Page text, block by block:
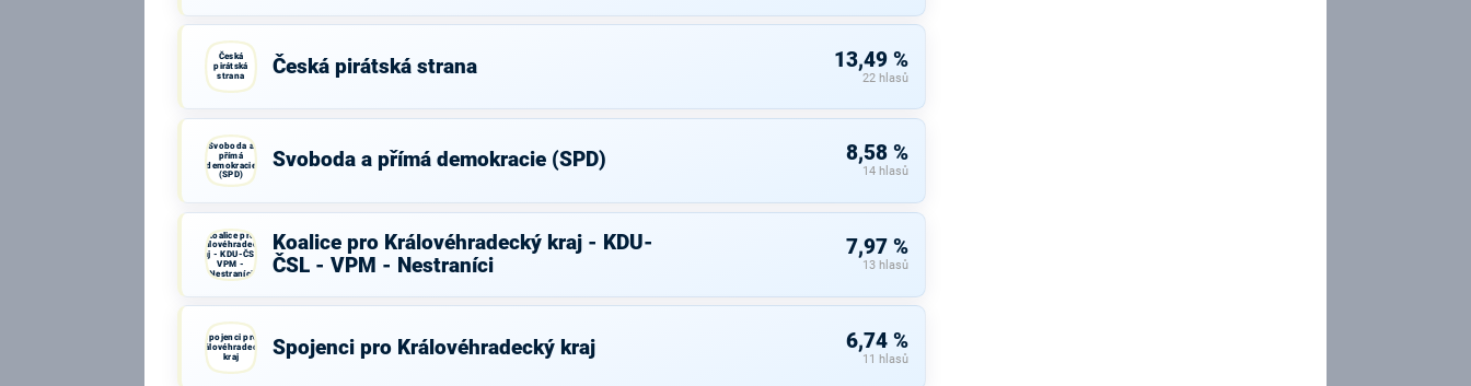
Česká
pirátská
strana
Česká pirátská strana 13,49 %
22 hlasů
Svoboda a
přímá
demokracie
(SPD)
Svoboda a přímá demokracie (SPD) 8,58 %
14 hlasů
Koalice pro
Královéhradecký
kraj - KDU-ČSL -
VPM -
Nestraníci
Koalice pro Královéhradecký kraj - KDU-
ČSL - VPM - Nestraníci
7,97 %
13 hlasů
Spojenci pro
Královéhradecký
kraj
Spojenci pro Královéhradecký kraj 6,74 %
11 hlasů